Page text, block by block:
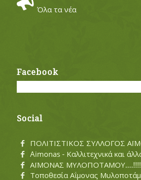
Όλα τα νέα
Facebook
Social
ΠΟΛΙΤΙΣΤΙΚΟΣ ΣΥΛΛΟΓΟΣ
Aimonas - Καλλιτεχνικά και
ΑΪΜΟΝΑΣ
Τοποθεσία Αΐμονας